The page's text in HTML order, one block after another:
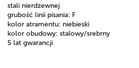
stali nierdzewnej
grubość linii pisania: F
kolor atramentu: niebieski
kolor obudowy: stalowy/srebrny
5 lat gwarancji